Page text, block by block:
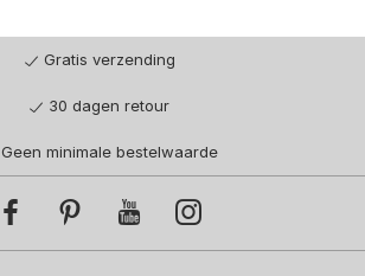
Gratis verzending
30 dagen retour
Geen minimale bestelwaarde